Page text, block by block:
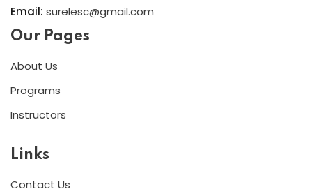
Email: surelesc@gmail.com
Our Pages
About Us
Programs
Instructors
Links
Contact Us